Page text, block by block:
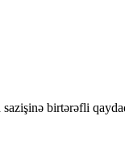
birtərəfli